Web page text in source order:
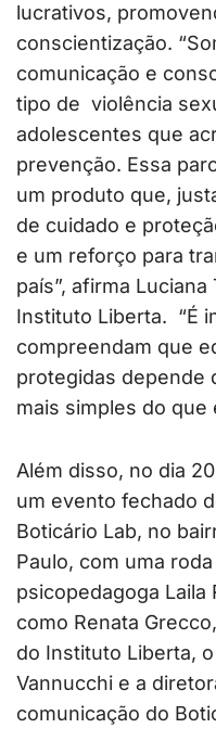
lucrativos,
conscientização.
comunicação e
tipo de violência
adolescentes que
prevenção. Essa
um produto que,
de cuidado e
e um reforço para
país”, afirma
Instituto Liberta. “É
compreendam que
protegidas depende
mais simples do que
Além disso, no dia
um evento fechado
Boticário Lab, no
Paulo, com uma
psicopedagoga Laila
como Renata
do Instituto Liberta,
Vannucchi e a
comunicação do